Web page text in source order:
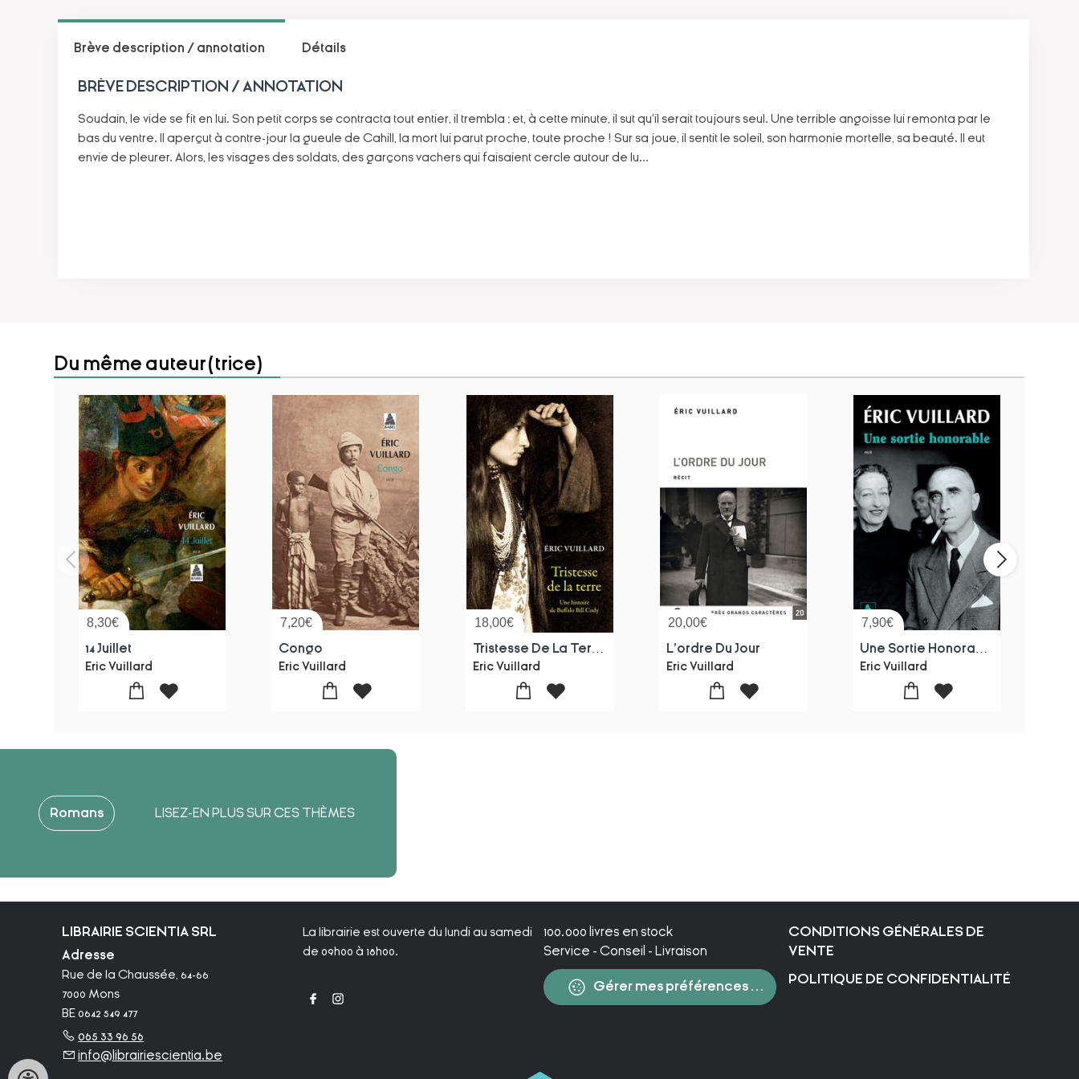
Brève description / annotation
BRÈVE DESCRIPTION / ANNOTATION
Soudain, le vide se fit en lui. Son petit corps se contracta tout entier, il trembla ; et, à cette minute, il sut qu'il serait toujours seul. Une terrible angoisse lui remonta par le
bas du ventre. Il aperçut à contre-jour la gueule de Cahill, la mort lui parut proche, toute proche ! Sur sa joue, il sentit le soleil, son harmonie mortelle, sa beauté. Il eut
envie de pleurer. Alors, les visages des soldats, des garçons vachers qui faisaient cercle autour de lu...
Détails
Du même auteur(trice)
8,30€
14 Juillet
Eric Vuillard
7,20€
Congo
Eric Vuillard
18,00€
Eric Vuillard
20,00€
L'ordre Du Jour
Eric Vuillard
7,90€
Eric Vuillard
Romans LISEZ-EN PLUS SUR CES THÈMES
LIBRAIRIE SCIENTIA SRL
Adresse
Rue de la Chaussée, 64-66
7000 Mons
BE 0642 549 477
065 33 96 56
info@librairiescientia.be
La librairie est ouverte du lundi au samedi
de 09h00 à 18h00.
100.000 livres en stock
Service - Conseil - Livraison
Gérer mes préférences de cookies
CONDITIONS GÉNÉRALES DE
VENTE
POLITIQUE DE CONFIDENTIALITÉ